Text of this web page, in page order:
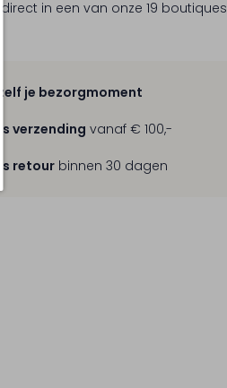
in een van onze 19 boutiques
zelf je bezorgmoment
verzending vanaf € 100,-
retour binnen 30 dagen